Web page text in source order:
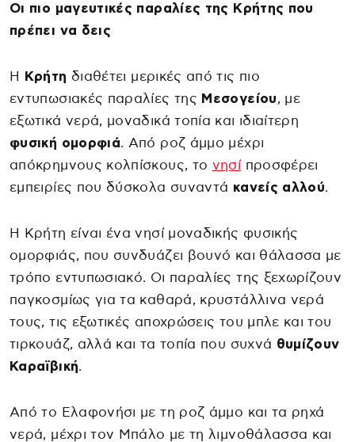
Οι πιο μαγευτικές παραλίες της Κρήτης που
πρέπει να δεις
Η Κρήτη διαθέτει μερικές από τις πιο
εντυπωσιακές παραλίες της Μεσογείου, με
εξωτικά νερά, μοναδικά τοπία και ιδιαίτερη
φυσική ομορφιά. Από ροζ άμμο μέχρι
απόκρημνους κολπίσκους, το νησίπροσφέρει
εμπειρίες που δύσκολα συναντά κανείς αλλού.
Η Κρήτη είναι ένα νησί μοναδικής φυσικής
ομορφιάς, που συνδυάζει βουνό και θάλασσα με
τρόπο εντυπωσιακό. Οι παραλίες της ξεχωρίζουν
παγκοσμίως για τα καθαρά, κρυστάλλινα νερά
τους, τις εξωτικές αποχρώσεις του μπλε και του
τιρκουάζ, αλλά και τα τοπία που συχνά θυμίζουν
Καραϊβική.
Από το Ελαφονήσι με τη ροζ άμμο και τα ρηχά
νερά, μέχρι τον Μπάλο με τη λιμνοθάλασσα και